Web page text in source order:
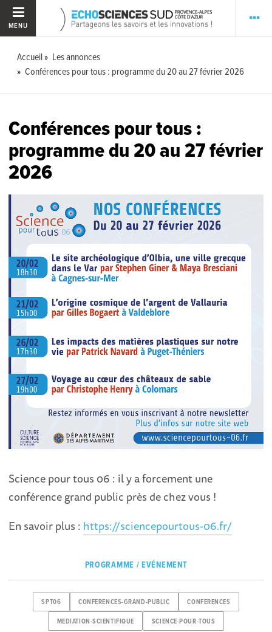
MENU
Accueil
Les annonces
Conférences pour tous : programme du 20 au 27 février 2026
Conférences pour tous :
programme du 20 au 27 février
2026
Science pour tous 06 : il y a forcement une
conférence grand public près de chez vous !
En savoir plus : https://sciencepourtous-06.fr/
PROGRAMME / EVÉNEMENT
SPT06 CONFERENCES-GRAND-PUBLIC CONFERENCES
MEDIATION-SCIENTIFIQUE SCIENCE-POUR-TOUS